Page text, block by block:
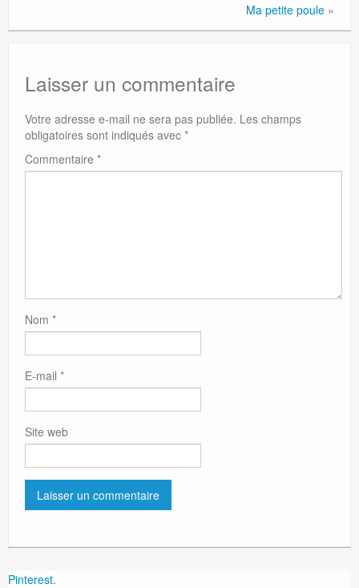
Ma petite poule »
Laisser un commentaire
Votre adresse e-mail ne sera pas publiée. Les champs
obligatoires sont indiqués avec *
Commentaire *
Nom *
E-mail *
Site web
Pinterest.